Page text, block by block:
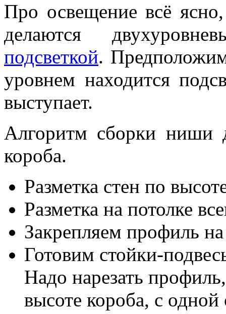
Про освещение всё
делаются
подсветкой.
уровнем находится
выступает.
Алгоритм сборки ниши
короба.
Разметка стен по
Разметка на потолке
Закрепляем профиль
Готовим стойки-
Надо нарезать
высоте короба, с